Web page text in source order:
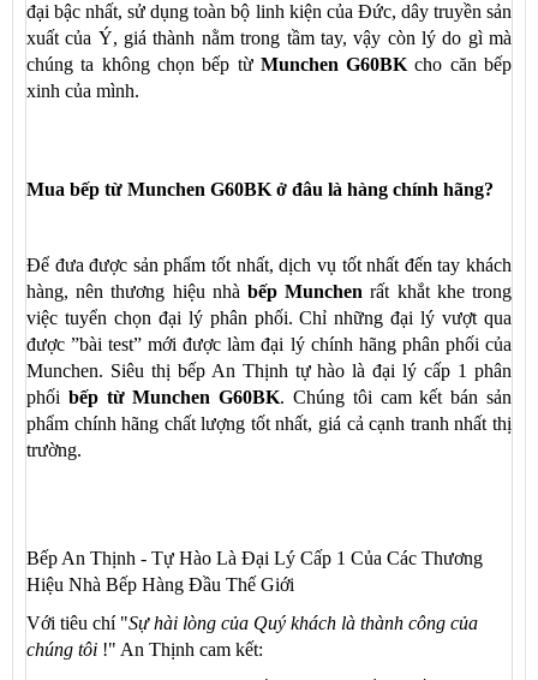
đại bậc nhất, sử dụng toàn bộ linh kiện của Đức, dây truyền sản
xuất của Ý, giá thành nằm trong tầm tay, vậy còn lý do gì mà
chúng ta không chọn bếp từ Munchen G60BKcho căn bếp
xinh của mình.
Mua bếp từ Munchen G60BK ở đâu là hàng chính hãng?
Để đưa được sản phẩm tốt nhất, dịch vụ tốt nhất đến tay khách
hàng, nên thương hiệu nhà bếp Munchen rất khắt khe trong
việc tuyển chọn đại lý phân phối. Chỉ những đại lý vượt qua
được ”bài test” mới được làm đại lý chính hãng phân phối của
Munchen. Siêu thị bếp An Thịnh tự hào là đại lý cấp 1 phân
phối bếp từ Munchen G60BK. Chúng tôi cam kết bán sản
phẩm chính hãng chất lượng tốt nhất, giá cả cạnh tranh nhất thị
trường.
Bếp An Thịnh - Tự Hào Là Đại Lý Cấp 1 Của Các Thương
Hiệu Nhà Bếp Hàng Đầu Thế Giới
Với tiêu chí "Sự hài lòng của Quý khách là thành công của
chúng tôi !" An Thịnh cam kết: